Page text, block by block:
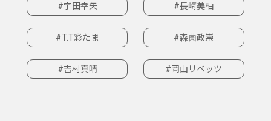
#宇田幸矢 #長﨑美柚
#T.T彩たま #森薗政崇
#吉村真晴 #岡山リベッツ